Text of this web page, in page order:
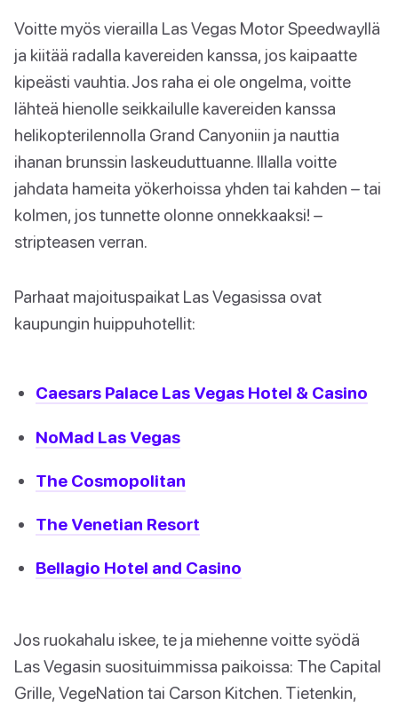
Voitte myös vierailla Las Vegas Motor Speedwayllä
ja kiitää radalla kavereiden kanssa, jos kaipaatte
kipeästi vauhtia. Jos raha ei ole ongelma, voitte
lähteä hienolle seikkailulle kavereiden kanssa
helikopterilennolla Grand Canyoniin ja nauttia
ihanan brunssin laskeuduttuanne. Illalla voitte
jahdata hameita yökerhoissa yhden tai kahden – tai
kolmen, jos tunnette olonne onnekkaaksi! –
stripteasen verran.
Parhaat majoituspaikat Las Vegasissa ovat
kaupungin huippuhotellit:
Caesars Palace Las Vegas Hotel & Casino
NoMad Las Vegas
The Cosmopolitan
The Venetian Resort
Bellagio Hotel and Casino
Jos ruokahalu iskee, te ja miehenne voitte syödä
Las Vegasin suosituimmissa paikoissa: The Capital
Grille, VegeNation tai Carson Kitchen. Tietenkin,